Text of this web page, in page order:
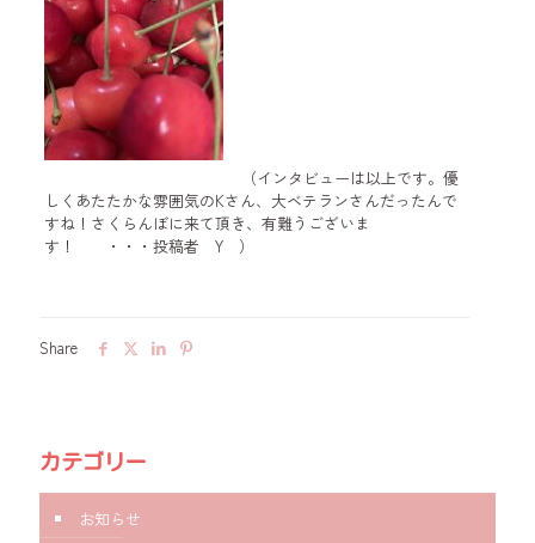
（インタビューは以上です。優
しくあたたかな雰囲気のKさん、大ベテランさんだったんで
すね！さくらんぼに来て頂き、有難うございま
す！ ・・・投稿者 Y ）
Share
カテゴリー
お知らせ